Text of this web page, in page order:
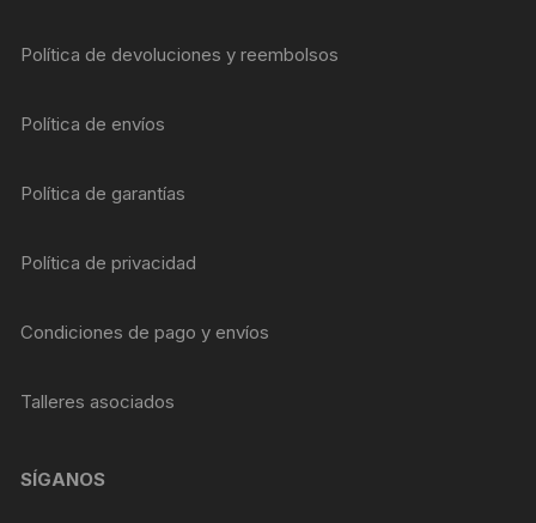
Política de devoluciones y reembolsos
Política de envíos
Política de garantías
Política de privacidad
Condiciones de pago y envíos
Talleres asociados
SÍGANOS